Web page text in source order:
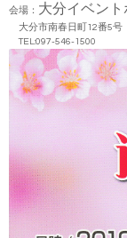
会場： 大分イベント
大分市南春日町12番5号
TEL:097-546-1500